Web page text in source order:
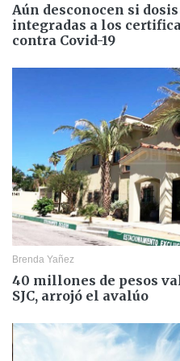
Aún desconocen si
integradas a los
contra Covid-19
Brenda Yañez
40 millones de pesos
SJC, arrojó el avalúo